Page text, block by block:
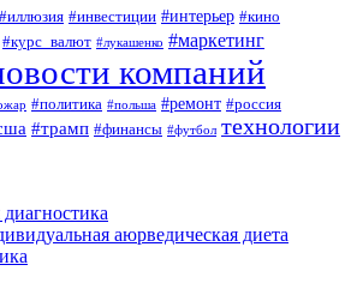
#иллюзия #инвестиции #интерьер #кино
#курс_валют #лукашенко #маркетинг
компаний
#политика #польша #ремонт #россия
#трамп #финансы #футбол технологии
аюрведическая диета